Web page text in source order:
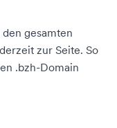
gesamten
zur Seite. So
.bzh-Domain